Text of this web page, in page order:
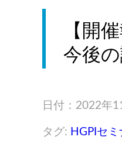
【開
今後の
日付：2022年
タグ: HGPIセミ